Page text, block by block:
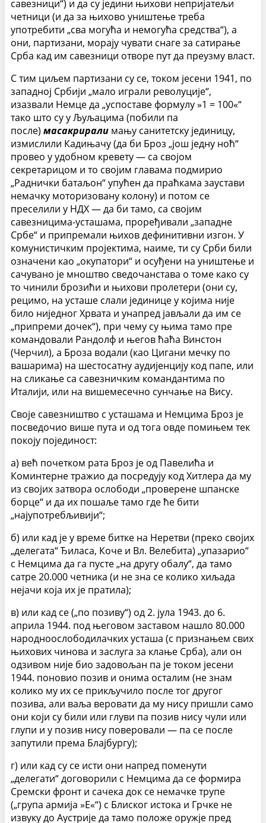
савезници“) и да су једини њихови непријатељи
четници (и да за њихово уништење треба
употребити „сва могућа и немогућа средства“), а
они, партизани, морају чувати снаге за сатирање
Срба кад им савезници отворе пут да преузму власт.
С тим циљем партизани су се, током јесени 1941, по
западној Србији „мало играли револуције“,
изазвали Немце да „успоставе формулу »1 = 100«“
тако што су у Љуљацима (побили па
после) масакрирали мању санитетску јединицу,
измислили Кадињачу (да би Броз „још једну ноћ“
провео у удобном кревету — са својом
секретарицом и то својим главама подмирио
„Раднички батаљон“ упућен да праћкама заустави
немачку моторизовану колону) и потом се
преселили у НДХ — да би тамо, са својим
савезницима-усташама, проређивали „западне
Србе“ и припремали њихов дефинитивни изгон. У
комунистичким пројектима, наиме, ти су Срби били
означени као „окупатори“ и осуђени на уништење и
сачувано је мноштво сведочанстава о томе како су
то чинили брозићи и њихови пролетери (они су,
рецимо, на усташе слали јединице у којима није
било ниједног Хрвата и унапред јављали да им се
„припреми дочек“), при чему су њима тамо пре
командовали Рандолф и његов ћаћа Винстон
(Черчил), а Броза водали (као Цигани мечку по
вашарима) на шестосатну аудијенцију код папе, или
на сликање са савезничким командантима по
Италији, или на вишемесечно сунчање на Вису.
Своје савезништво с усташама и Немцима Броз је
посведочио више пута и од тога овде помињем тек
покоју појединост:
а) већ почетком рата Броз је од Павелића и
Коминтерне тражио да посредују код Хитлера да му
из својих затвора ослободи „проверене шпанске
борце“ и да их пошаље тамо где ће бити
„најупотребљивији“;
б) или кад је у време битке на Неретви (преко својих
„делегата“ Ђиласа, Коче и Вл. Велебита) „упазарио“
с Немцима да га пусте „на другу обалу“, да тамо
сатре 20.000 четника (и не зна се колико хиљада
нејачи која их је пратила);
в) или кад се („по позиву“) од 2. јула 1943. до 6.
априла 1944. под његовом заставом нашло 80.000
народноослободилачких усташа (с признањем свих
њихових чинова и заслуга за клање Срба), али он
одзивом није био задовољан па је током јесени
1944. поновио позив и онима осталим (не знам
колико му их се прикључило после тог другог
позива, али ваља веровати да му нису пришли само
они који су били или глуви па позив нису чули или
глупи и у позив нису поверовали — па се после
запутили према Блајбургу);
г) или кад су се исти они напред поменути
„делегати“ договорили с Немцима да се формира
Сремски фронт и сачека док се немачке трупе
(„група армија »Е«“) с Блиског истока и Грчке не
извуку до Аустрије да тамо положе оружје пред